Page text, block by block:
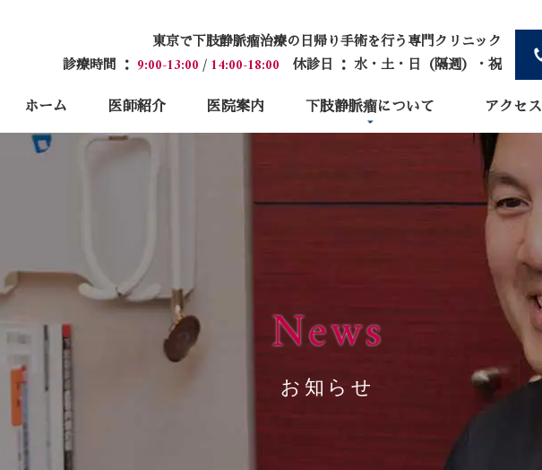
東京で下肢静脈瘤治療の日帰り手術を行う専門クリニック
診療時間 ： 9:00-13:00/14:00-18:00 休診日 ： 水・土・日（隔週）・祝
ホーム 医師紹介 医院案内 下肢静脈瘤について アクセス
News
お知らせ